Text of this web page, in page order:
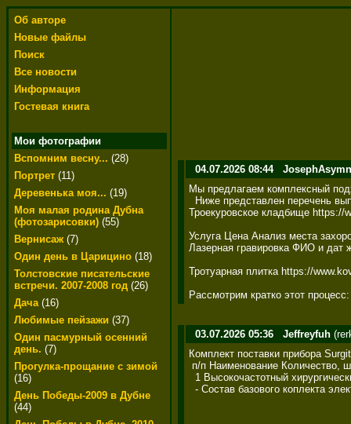
Об авторе
Новые файлы
Поиск
Все новости
Информация
Гостевая книга
Мои фотографии
Вспомним весну... (28)
Портрет (11)
Деревенька моя... (19)
Моя малая родина Дубна
(фотозарисовки) (55)
Вернисаж (7)
Один день в Царицино (18)
Толстовские писательские
встречи. 2007-2008 год (26)
Дача(16)
Любимые пейзажи (37)
Один пасмурный осенний
день. (7)
Прогулка-прощание с зимой
(16)
День Победы-2009 в Дубне
(44)
04.07.2026 08:44
JosephAsymn
Мы предлагаем комплексный
Ниже представлен перечень
Троекуровское кладбище https://
Услуга Цена Анализ места
Лазерная гравировка ФИО и дат
Тротуарная плитка https://
Рассмотрим кратко этот процесс:
03.07.2026 05:36 Jeffreyfuh
Комплект поставки прибора
п/п Наименование Количество,
1 Высокочастотный
- Состав базового коплекта